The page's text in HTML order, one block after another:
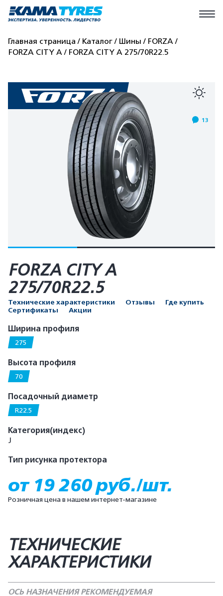
Главная страница Каталог Шины
FORZA
FORZA CITY A
FORZA CITY A 275/70R22.5
13
FORZA CITY A
275/70R22.5
Технические характеристики Отзывы
Где купить
Сертификаты
Акции
Ширина профиля
275
Высота профиля
70
Посадочный диаметр
R22.5
Категория(индекс)
J
Тип рисунка протектора
от 19 260 руб./шт.
Розничная цена в нашем интернет-магазине
ТЕХНИЧЕСКИЕ
ХАРАКТЕРИСТИКИ
ОСЬ НАЗНАЧЕНИЯ РЕКОМЕНДУЕМАЯ